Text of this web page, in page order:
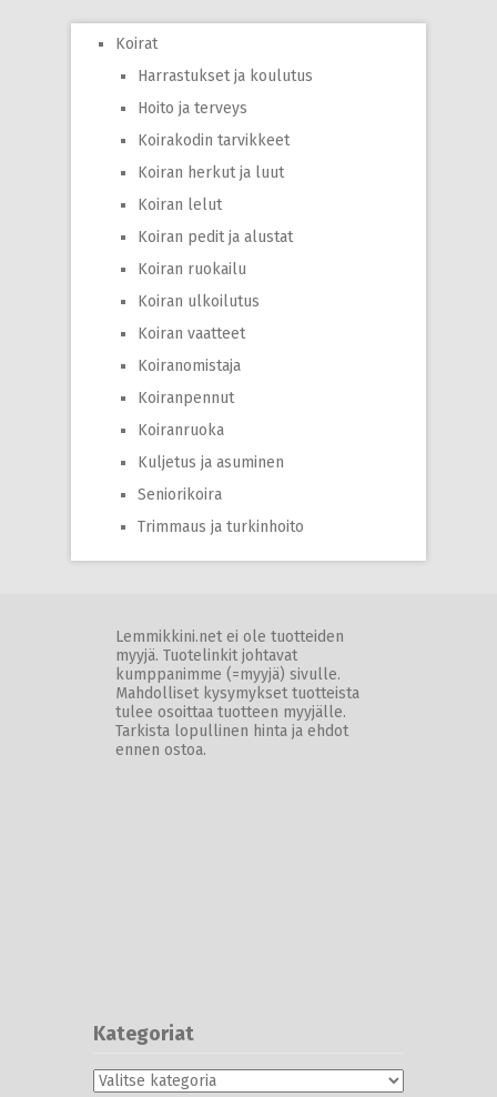
Koirat
Harrastukset ja koulutus
Hoito ja terveys
Koirakodin tarvikkeet
Koiran herkut ja luut
Koiran lelut
Koiran pedit ja alustat
Koiran ruokailu
Koiran ulkoilutus
Koiran vaatteet
Koiranomistaja
Koiranpennut
Koiranruoka
Kuljetus ja asuminen
Seniorikoira
Trimmaus ja turkinhoito
Lemmikkini.net ei ole tuotteiden
myyjä. Tuotelinkit johtavat
kumppanimme (=myyjä) sivulle.
Mahdolliset kysymykset tuotteista
tulee osoittaa tuotteen myyjälle.
Tarkista lopullinen hinta ja ehdot
ennen ostoa.
Kategoriat
Kategoriat